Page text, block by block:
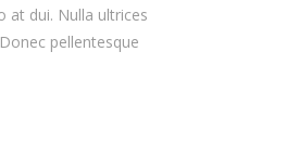
at dui. Nulla ultrices
pellentesque